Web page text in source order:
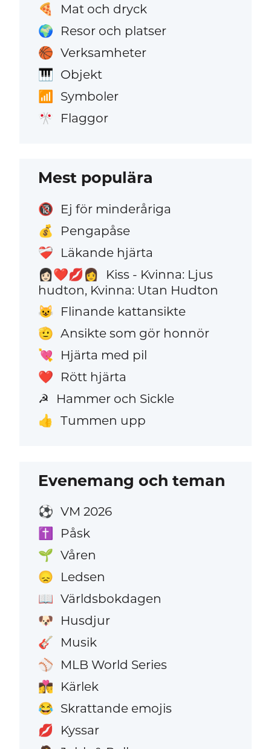
🍕 Mat och dryck
🌍 Resor och platser
🏀 Verksamheter
🎹 Objekt
📶 Symboler
🎌 Flaggor
Mest populära
🔞 Ej för minderåriga
💰 Pengapåse
❤️‍🩹 Läkande hjärta
👩🏻‍❤️‍💋‍👩
Kiss - Kvinna: Ljus
hudton, Kvinna: Utan Hudton
😺 Flinande kattansikte
🫡 Ansikte som gör honnör
💘 Hjärta med pil
❤️ Rött hjärta
☭ Hammer och Sickle
👍 Tummen upp
Evenemang och teman
⚽ VM 2026
✝️ Påsk
🌱 Våren
😞 Ledsen
📖 Världsbokdagen
🐶 Husdjur
🎸 Musik
⚾ MLB World Series
👩‍❤️‍💋‍👨 Kärlek
😂 Skrattande emojis
💋 Kyssar